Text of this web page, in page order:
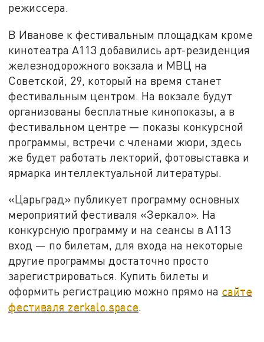
режиссера.
В Иванове к фестивальным площадкам кроме
кинотеатра А113 добавились арт-резиденция
железнодорожного вокзала и МВЦ на
Советской, 29, который на время станет
фестивальным центром. На вокзале будут
организованы бесплатные кинопоказы, а в
фестивальном центре — показы конкурсной
программы, встречи с членами жюри, здесь
же будет работать лекторий, фотовыставка и
ярмарка интеллектуальной литературы.
«Царьград» публикует программу основных
мероприятий фестиваля «Зеркало». На
конкурсную программу и на сеансы в А113
вход — по билетам, для входа на некоторые
другие программы достаточно просто
зарегистрироваться. Купить билеты и
оформить регистрацию можно прямо на сайте
фестиваля zerkalo.space.